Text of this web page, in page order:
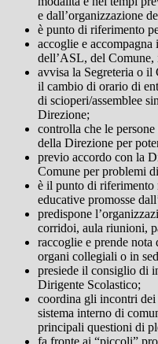
e dall’organizzazione
è punto di riferimento
accoglie e
dell’ASL, del Comune,
avvisa la Segreteria o
il cambio di orario di
di scioperi/assemblee
Direzione;
controlla che le
della Direzione per
previo accordo con la
Comune per problemi
è il punto di riferimento
educative promosse
predispone
corridoi, aula riunioni,
raccoglie e prende
organi collegiali o in
presiede il consiglio di
Dirigente Scolastico;
coordina gli incontri
sistema interno di
principali questioni di